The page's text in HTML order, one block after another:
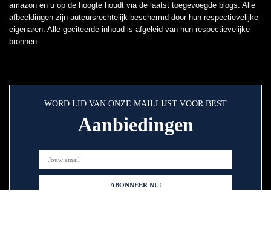
amazon en u op de hoogte houdt via de laatst toegevoegde blogs. Alle
afbeeldingen zijn auteursrechtelijk beschermd door hun respectievelijke
eigenaren. Alle geciteerde inhoud is afgeleid van hun respectievelijke
bronnen.
WORD LID VAN ONZE MAILLIJST VOOR BEST
Aanbiedingen